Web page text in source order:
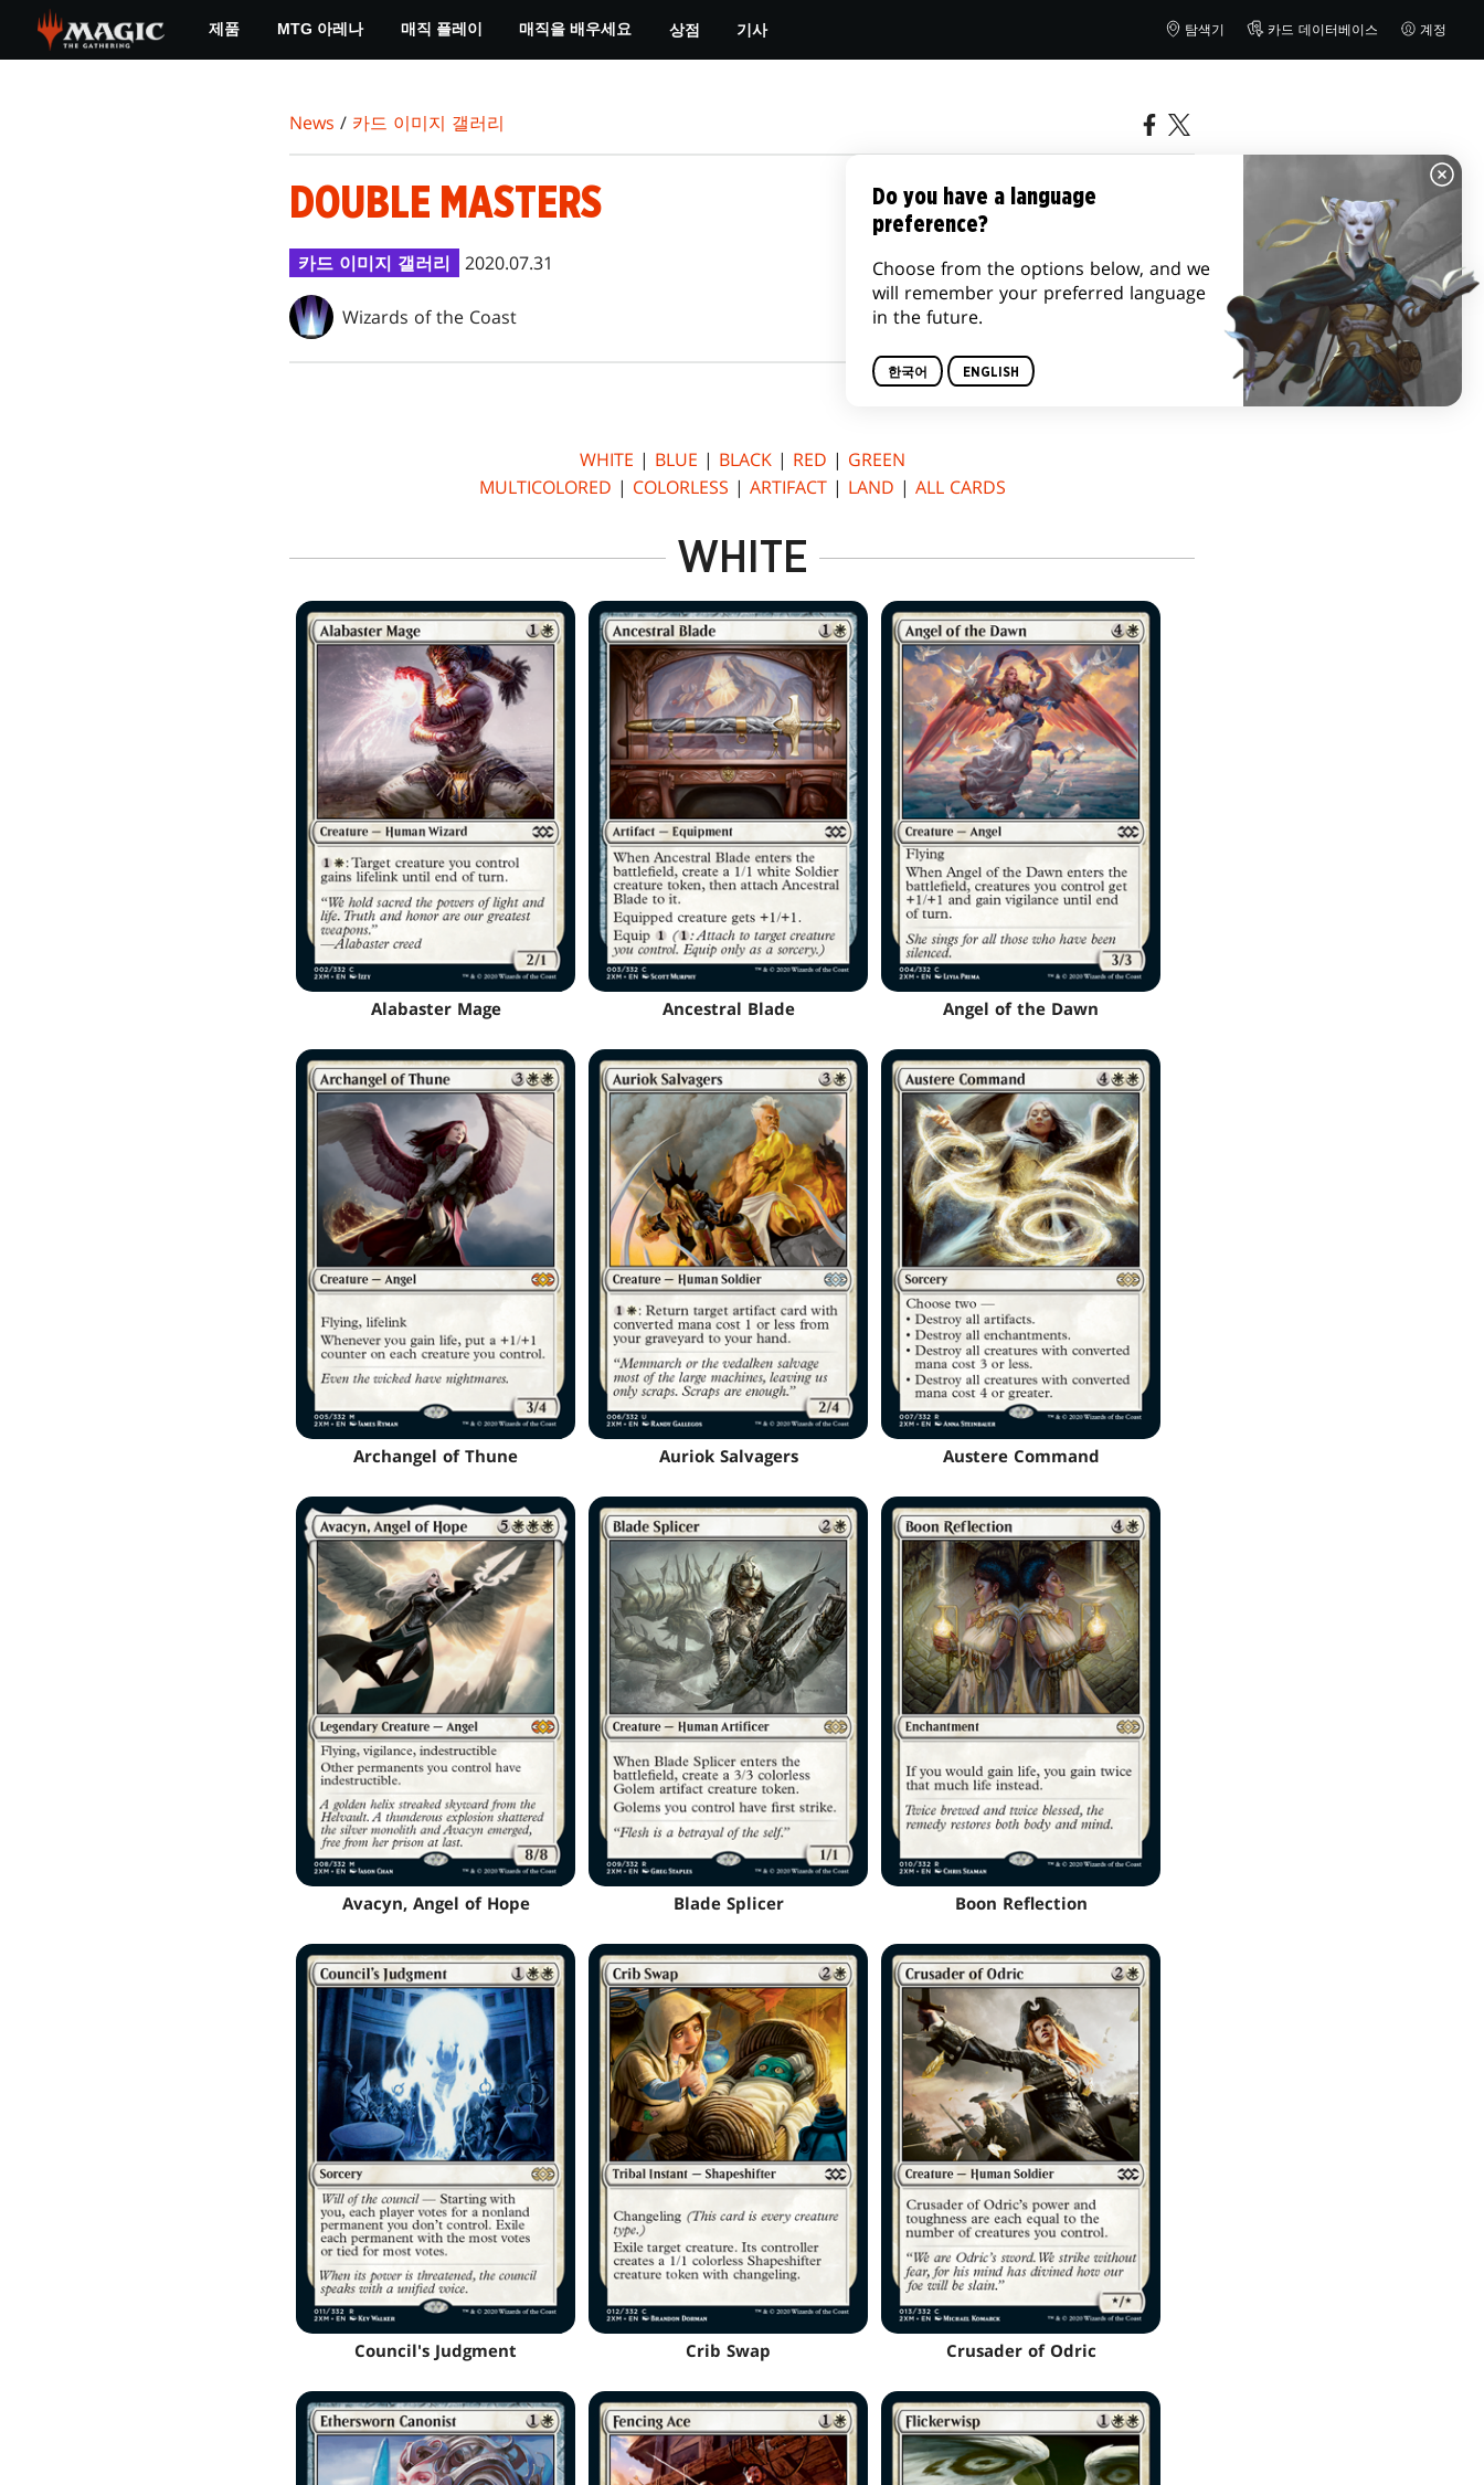
main
제품 MTG 아레나 매직 플레이 매직을 배우세요 상점 기사 탐색기 카드 데이터베이스 계정
News / 카드 이미지 갤러리
DOUBLE MASTERS
카드 이미지 갤러리 2020.07.31
Wizards of the Coast
WHITE | BLUE | BLACK| RED | GREEN
MULTICOLORED | COLORLESS | ARTIFACT| LAND | ALL CARDS
WHITE
Alabaster Mage Ancestral Blade Angel of the Dawn
Archangel of Thune Auriok Salvagers Austere Command
Avacyn, Angel of Hope Blade Splicer Boon Reflection
Council's Judgment Crib Swap Crusader of Odric
Do you have a language
preference?
Choose from the options below, and we
will remember your preferred language
in the future.
한국어 ENGLISH